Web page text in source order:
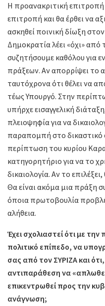
Η προανακριτική επιτροπή
επιτροπή και θα έρθει να
ασκηθεί ποινική δίωξη
Δημοκρατία λέει «όχι»
συζητήσουμε καθόλου για
πράξεων. Αν απορρίψει το
ταυτόχρονα ότι θέλει να
τέως Υπουργό. Στην
υπήρχε εισαγγελική
πλειοψηφία για να
παραπομπή στο δικαστικό
περίπτωση του κυρίου
κατηγορητήριο για να το
δικαιολογία. Αν το
Θα είναι ακόμα μια πράξη
όποια πρωτοβουλία
αλήθεια.
Έχει σχολιαστεί ότι με
πολιτικό επίπεδο, να
σας από τον ΣΥΡΙΖΑ και
αντιπαράθεση να
επικεντρωθεί προς την
ανάγνωση;